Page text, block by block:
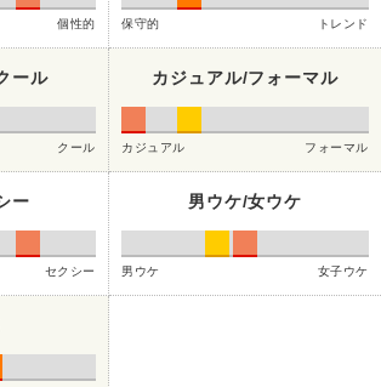
個性的 保守的 トレンド
ール
クール
カジュアル/フォーマル
カジュアル フォーマル
ー
セクシー
男ウケ/女ウケ
男ウケ 女子ウケ